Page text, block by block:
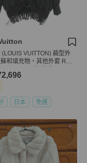
(LOUIS VUITTON) 繭型外
和填充物，其他外套 RW2
W
日本 免運